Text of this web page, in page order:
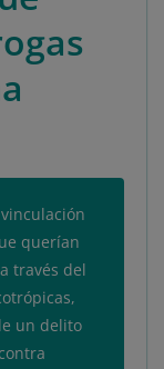
querían
través del
un delito